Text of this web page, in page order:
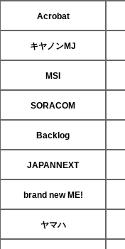
Acrobat
キヤノンMJ
MSI
SORACOM
Backlog
JAPANNEXT
brand new ME!
ヤマハ